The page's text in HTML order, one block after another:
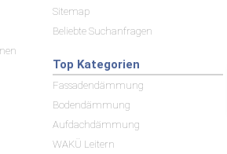
Sitemap
Beliebte Suchanfragen
Top Kategorien
Fassadendämmung
Bodendämmung
Aufdachdämmung
WAKÜ Leitern